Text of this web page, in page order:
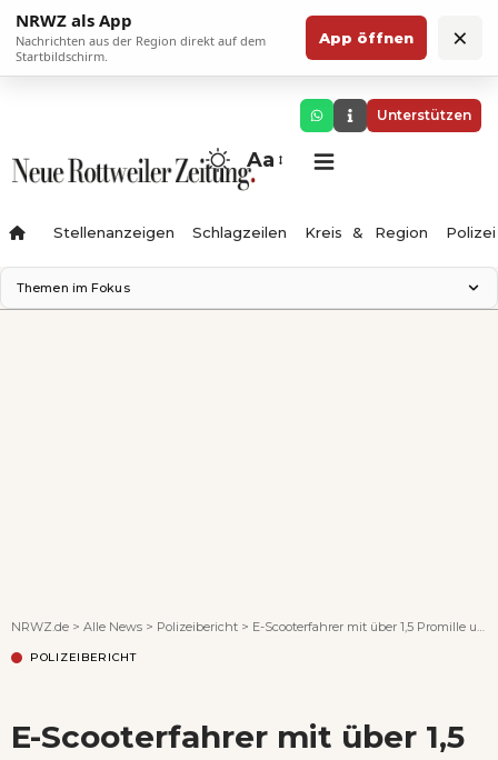
NRWZ als App
Nachrichten aus der Region direkt auf dem
Startbildschirm.
App öffnen ×
Unterstützen
Aa
Stellenanzeigen Schlagzeilen Kreis & Region Polizei
Themen im Fokus
NRWZ.de > Alle News > Polizeibericht > E-Scooterfahrer mit über 1,5 Promille unterwegs
POLIZEIBERICHT
E-Scooterfahrer mit über 1,5